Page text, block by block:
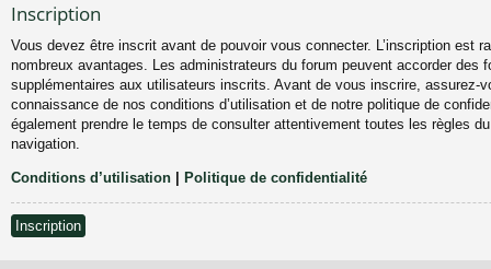
Inscription
Vous devez être inscrit avant de pouvoir vous connecter. L’inscription est
nombreux avantages. Les administrateurs du forum peuvent accorder des
supplémentaires aux utilisateurs inscrits. Avant de vous inscrire, assurez-
connaissance de nos conditions d’utilisation et de notre politique de
également prendre le temps de consulter attentivement toutes les règles
navigation.
Conditions d’utilisation | Politique de confidentialité
Inscription